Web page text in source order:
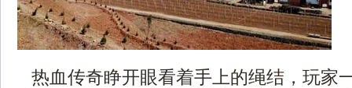
热血传奇睁开眼看着手上的绳结，玩家